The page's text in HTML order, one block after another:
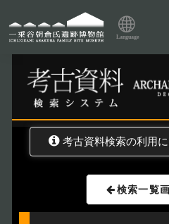
Language
資料データベーストップ
考古資料検索の利用
検索一覧